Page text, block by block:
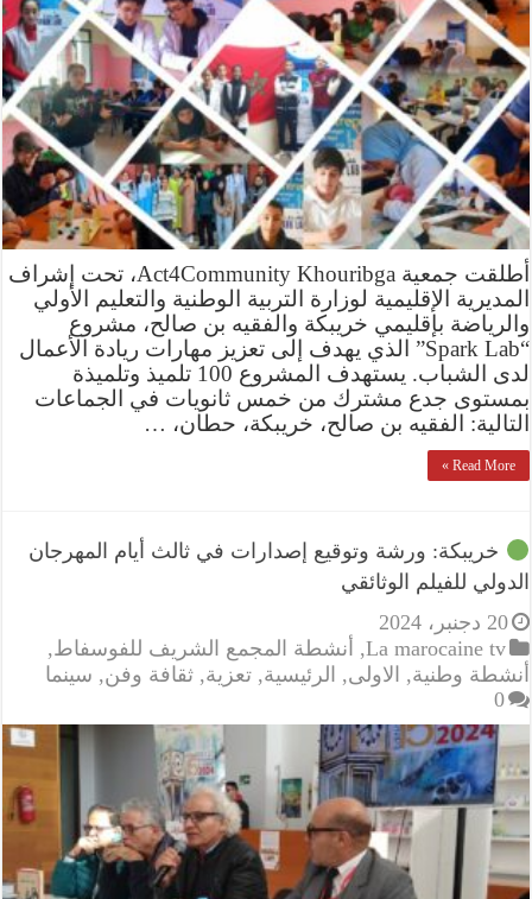
أطلقت جمعية Act4Community Khouribga، تحت إشراف
المديرية الإقليمية لوزارة التربية الوطنية والتعليم الأولي
والرياضة بإقليمي خريبكة والفقيه بن صالح، مشروع
“Spark Lab” الذي يهدف إلى تعزيز مهارات ريادة الأعمال
لدى الشباب. يستهدف المشروع 100 تلميذ وتلميذة
بمستوى جدع مشترك من خمس ثانويات في الجماعات
التالية: الفقيه بن صالح، خريبكة، حطان، …
Read More »
خريبكة: ورشة وتوقيع إصدارات في ثالث أيام المهرجان
الدولي للفيلم الوثائقي
20 دجنبر، 2024
La marocaine tv
, أنشطة المجمع الشريف للفوسفاط,
أنشطة وطنية, الاولى, الرئيسية,تعزية,ثقافة وفن, سينما
0